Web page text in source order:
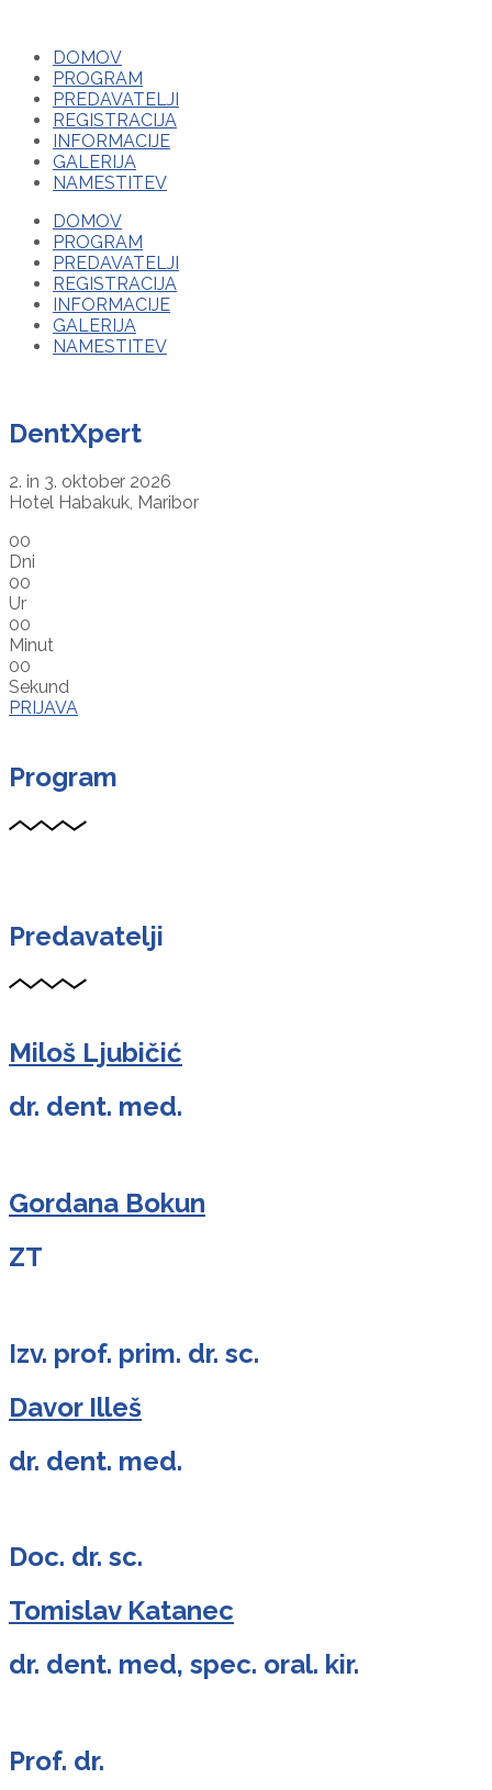
DOMOV
PROGRAM
PREDAVATELJI
REGISTRACIJA
INFORMACIJE
GALERIJA
NAMESTITEV
DOMOV
PROGRAM
PREDAVATELJI
REGISTRACIJA
INFORMACIJE
GALERIJA
NAMESTITEV
DentXpert
2. in 3. oktober 2026
Hotel Habakuk, Maribor
00
Dni
00
Ur
00
Minut
00
Sekund
PRIJAVA
Program
Predavatelji
Miloš Ljubičić
dr. dent. med.
Gordana Bokun
ZT
Izv. prof. prim. dr. sc.
Davor Illeš
dr. dent. med.
Doc. dr. sc.
Tomislav Katanec
dr. dent. med, spec. oral. kir.
Prof. dr.